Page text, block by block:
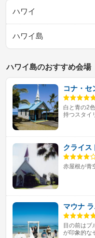
ハワイ
ハワイ島
ハワイ島のおすすめ会場
コナ・セ
白と青の2
持つスタイ
クライス
赤屋根が青
マウナ
目の前はブ
が印象的な